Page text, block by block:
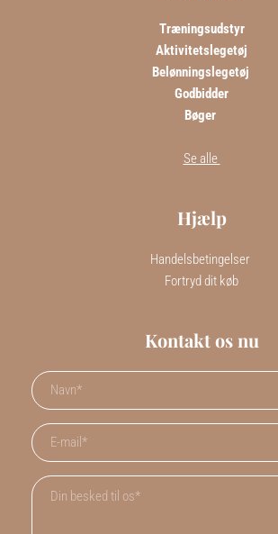
Træningsudstyr
Aktivitetslegetøj
Belønningslegetøj
Godbidder
Bøger
Se alle
Hjælp
Handelsbetingelser
Fortryd dit køb
Kontakt os nu